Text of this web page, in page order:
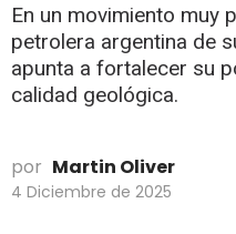
En un movimiento muy
petrolera argentina de
apunta a fortalecer su
calidad geológica.
por Martin Oliver
4 Diciembre de 2025